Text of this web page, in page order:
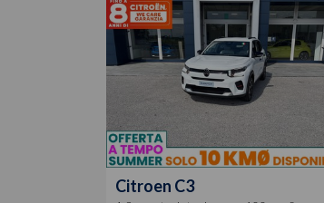
Citroen C3